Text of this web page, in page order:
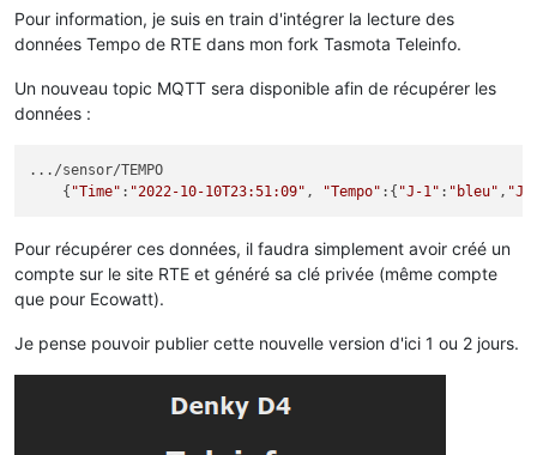
Pour information, je suis en train d'intégrer la lecture des
données Tempo de RTE dans mon fork Tasmota Teleinfo.
Un nouveau topic MQTT sera disponible afin de récupérer les
données :
.../sensor/TEMPO
    {
"Time" : "2022-10-10T23:51:09" , "Tempo" :{ "J-1" : "bleu" , "J"
Pour récupérer ces données, il faudra simplement avoir créé un
compte sur le site RTE et généré sa clé privée (même compte
que pour Ecowatt).
Je pense pouvoir publier cette nouvelle version d'ici 1 ou 2 jours.